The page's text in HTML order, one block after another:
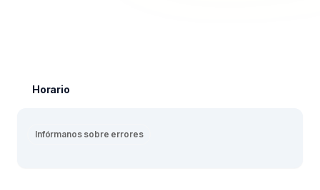
Horario
Infórmanos sobre errores